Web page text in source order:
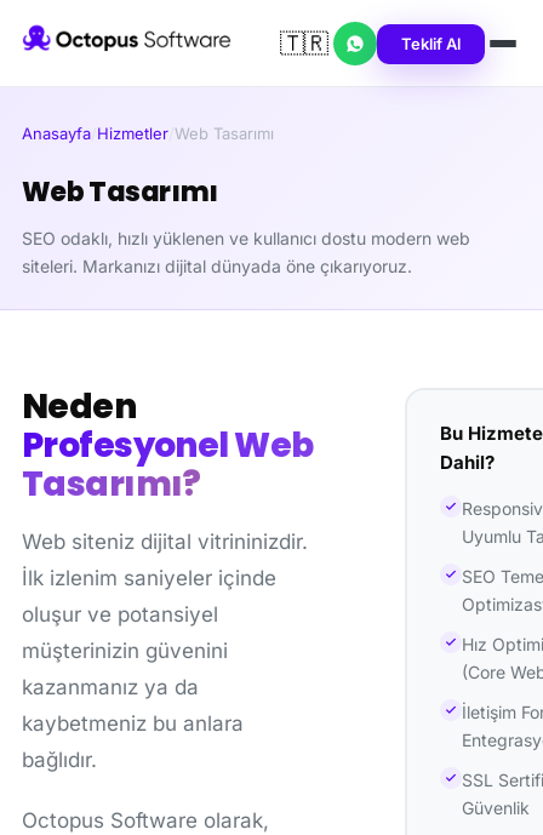
🇹🇷 Teklif Al
Anasayfa/Hizmetler/Web Tasarımı
Web Tasarımı
SEO odaklı, hızlı yüklenen ve kullanıcı dostu modern web
siteleri. Markanızı dijital dünyada öne çıkarıyoruz.
Neden
Profesyonel Web
Tasarımı?
Web siteniz dijital vitrininizdir.
İlk izlenim saniyeler içinde
oluşur ve potansiyel
müşterinizin güvenini
kazanmanız ya da
kaybetmeniz bu anlara
bağlıdır.
Octopus Software olarak,
Bu
Dahil?
Uyumlu
SEO
Hız
(Core
İletişim
SSL
Güvenlik